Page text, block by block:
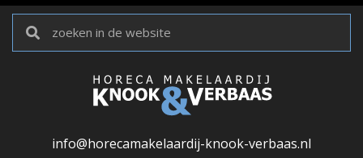
info@horecamakelaardij-knook-verbaas.nl